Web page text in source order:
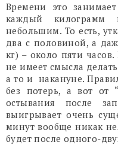
Времени это
каждый
небольшим. То есть,
два с половиной, а
кг) – около пяти
не имеет смысла
а то и накануне.
без потерь, а вот от
остывания после
выигрывает очень
минут вообще никак
будет после одного-